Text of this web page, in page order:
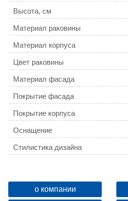
Высота, см
Материал раковины
Материал корпуса
Цвет раковины
Материал фасада
Покрытие фасада
Покрытие корпуса
Оснащение
Стилистика дизайна
Бельевая корзина
Цвет мебели
о компании